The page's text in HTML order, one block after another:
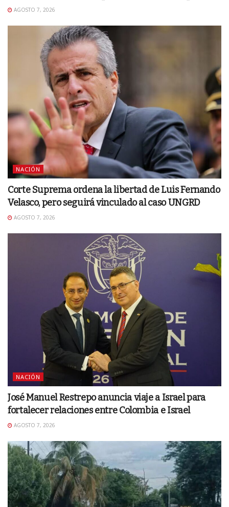
AGOSTO 7, 2026
NACIÓN
Corte Suprema ordena la libertad de Luis Fernando
Velasco, pero seguirá vinculado al caso UNGRD
AGOSTO 7, 2026
NACIÓN
José Manuel Restrepo anuncia viaje a Israel para
fortalecer relaciones entre Colombia e Israel
AGOSTO 7, 2026